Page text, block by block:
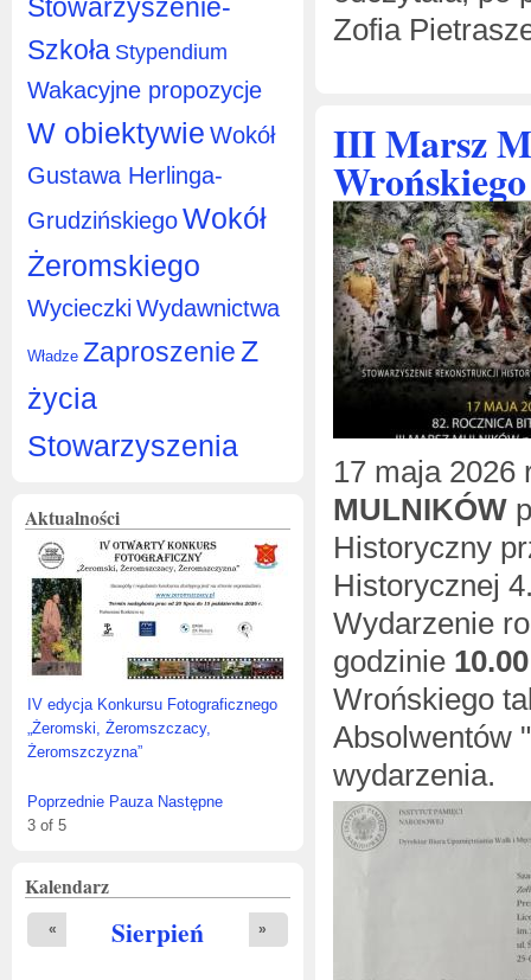
Stowarzyszenie-
Szkoła Stypendium
Wakacyjne propozycje
W obiektywie Wokół
Gustawa Herlinga-
GrudzińskiegoWokół
Żeromskiego
Wycieczki Wydawnictwa
Władze ZaproszenieZ
życia
Stowarzyszenia
Aktualności
IV edycja Konkursu Fotograficznego
„Żeromski, Żeromszczacy,
Żeromszczyzna”
Poprzednie Pauza Następne
3 of 5
Kalendarz
Sierpień
« »
Zofia
III Marsz
Wrońskiego
17 maja
MULNIKÓW
Historyczny
Historycznej
Wydarzenie
godzinie 10.00
Wrońskiego
Absolwentów
wydarzenia.